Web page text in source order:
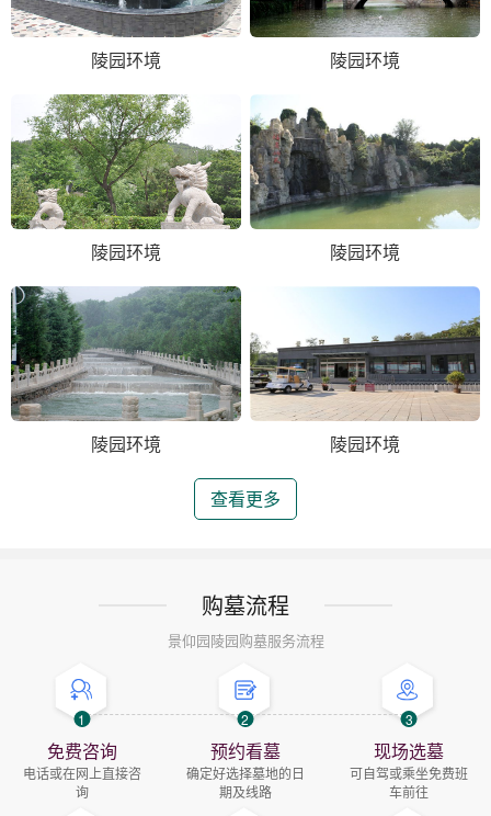
陵园环境 陵园环境
陵园环境 陵园环境
陵园环境 陵园环境
查看更多
购墓流程
景仰园陵园购墓服务流程
1
免费咨询
电话或在网上直接咨
询
2
预约看墓
确定好选择墓地的日
期及线路
3
现场选墓
可自驾或乘坐免费班
车前往